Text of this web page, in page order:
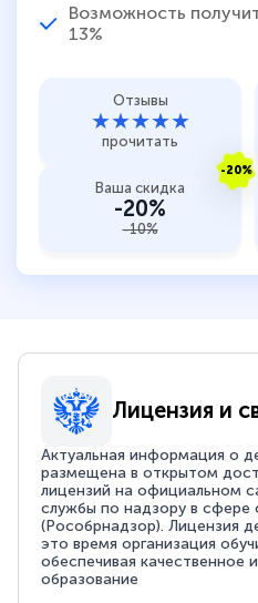
Возможность
13%
Отзывы
★★★★★
прочитать
-20%
Ваша скидка
-20%
-10%
Лицензия и
Актуальная информация о
размещена в открытом
лицензий на официальном
службы по надзору в сфере
(Рособрнадзор). Лицензия
это время организация
обеспечивая качественное
образование